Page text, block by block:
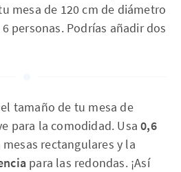
mesa de 120 cm de diámetro
personas. Podrías añadir dos
tamaño de tu mesa de
para la comodidad. Usa0,6
rectangulares y la
para las redondas. ¡Así